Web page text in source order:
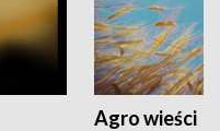
Agro wieści